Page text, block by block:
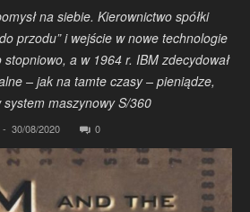
na siebie. Kierownictwo spółki
przodu” i wejście w nowe technologie
a w 1964 r. IBM zdecydował
– jak na tamte czasy – pieniądze,
maszynowy S/360
- 30/08/2020 0